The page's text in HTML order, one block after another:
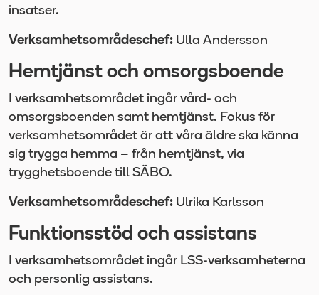
insatser.
Verksamhetsområdeschef: Ulla Andersson
Hemtjänst och omsorgsboende
I verksamhetsområdet ingår vård- och
omsorgsboenden samt hemtjänst. Fokus för
verksamhetsområdet är att våra äldre ska känna
sig trygga hemma – från hemtjänst, via
trygghetsboende till SÄBO.
Verksamhetsområdeschef: Ulrika Karlsson
Funktionsstöd och assistans
I verksamhetsområdet ingår LSS-verksamheterna
och personlig assistans.